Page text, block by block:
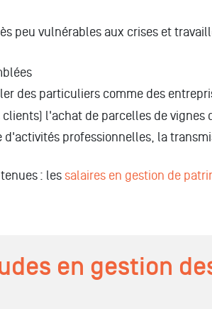
peu vulnérables aux crises et
des particuliers comme des
l'achat de parcelles de vignes
professionnelles, la
: les salaires en gestion de
en gestion